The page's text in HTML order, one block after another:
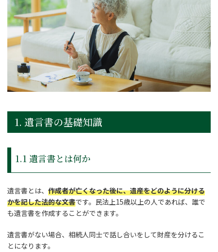
1. 遺言書の基礎知識
1.1 遺言書とは何か
遺言書とは、 作成者が亡くなった後に、遺産をどのように分ける
かを記した法的な文書です。民法上15歳以上の人であれば、誰で
も遺言書を作成することができます。
遺言書がない場合、相続人同士で話し合いをして財産を分けるこ
とになります。